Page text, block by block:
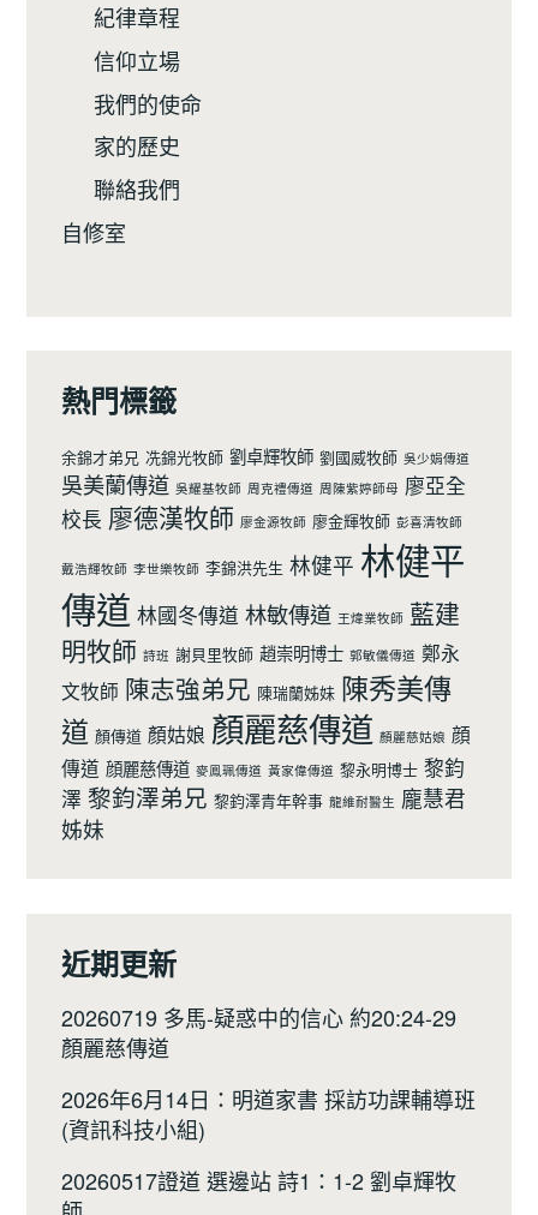
紀律章程
信仰立場
我們的使命
家的歷史
聯絡我們
自修室
熱門標籤
余錦才弟兄 冼錦光牧師 劉卓輝牧師 劉國威牧師 吳少娟傳道
吳美蘭傳道 吳耀基牧師 周克禮傳道 周陳紫婷師母 廖亞全
校長 廖德漢牧師 廖金源牧師 廖金輝牧師 彭喜清牧師
戴浩輝牧師 李世樂牧師 李錦洪先生 林健平 林健平
傳道 林國冬傳道 林敏傳道 王煒業牧師 藍建
明牧師 詩班 謝貝里牧師 趙崇明博士 郭敏儀傳道 鄭永
文牧師 陳志強弟兄 陳瑞蘭姊妹 陳秀美傳
道 顏傳道 顏姑娘 顏麗慈傳道 顏麗慈姑娘 顔
傳道 顔麗慈傳道 麥鳯珮傳道 黃家偉傳道 黎永明博士 黎鈞
澤 黎鈞澤弟兄 黎鈞澤青年幹事 龍維耐醫生 龐慧君
姊妹
近期更新
20260719 多馬-疑惑中的信心 約20:24-29
顏麗慈傳道
2026年6月14日：明道家書 採訪功課輔導班
(資訊科技小組)
20260517證道 選邊站 詩1：1-2 劉卓輝牧